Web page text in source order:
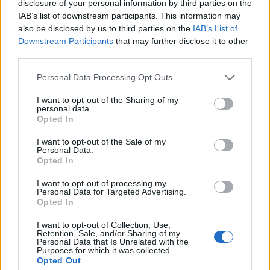
disclosure of your personal information by third parties on the
IAB’s list of downstream participants. This information may
also be disclosed by us to third parties on the IAB’s List of
Downstream Participants that may further disclose it to other
Personal Data Processing Opt Outs
I want to opt-out of the Sharing of my
personal data.
Opted In
I want to opt-out of the Sale of my
Personal Data.
Opted In
I want to opt-out of processing my
Personal Data for Targeted Advertising.
Opted In
I want to opt-out of Collection, Use,
Retention, Sale, and/or Sharing of my
Personal Data that Is Unrelated with the
Purposes for which it was collected.
Opted Out
Βίκυ Καρατζαφέρη